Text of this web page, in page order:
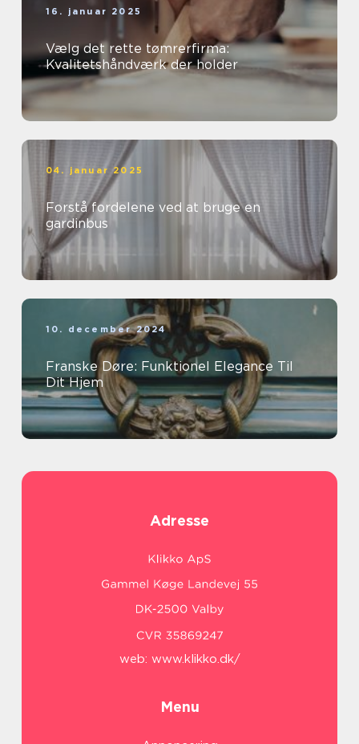
16. januar 2025
Vælg det rette tømrerfirma:
Kvalitetshåndværk der holder
04. januar 2025
Forstå fordelene ved at bruge en
gardinbus
10. december 2024
Franske Døre: Funktionel Elegance Til
Dit Hjem
Adresse
web: www.klikko.dk/
Menu